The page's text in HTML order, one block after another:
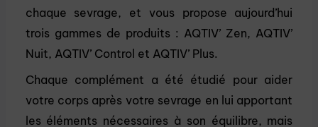
chaque sevrage, et vous propose aujourd’hui
trois gammes de produits : AQTIV’ Zen, AQTIV’
Nuit, AQTIV’ Control et AQTIV’ Plus.
Chaque complément a été étudié pour aider
votre corps après votre sevrage en lui apportant
les éléments nécessaires à son équilibre, mais